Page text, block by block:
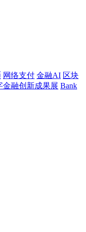
网络支付 金融AI 区块
金融创新成果展 Bank